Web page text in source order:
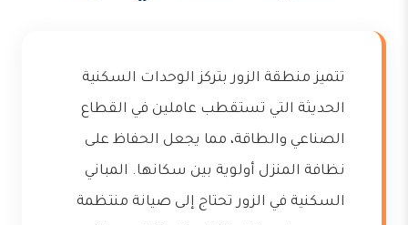
تتميز منطقة الزور بتركز الوحدات السكنية
الحديثة التي تستقطب عاملين في القطاع
الصناعي والطاقة، مما يجعل الحفاظ على
نظافة المنزل أولوية بين سكانها. المباني
السكنية في الزور تحتاج إلى صيانة منتظمة